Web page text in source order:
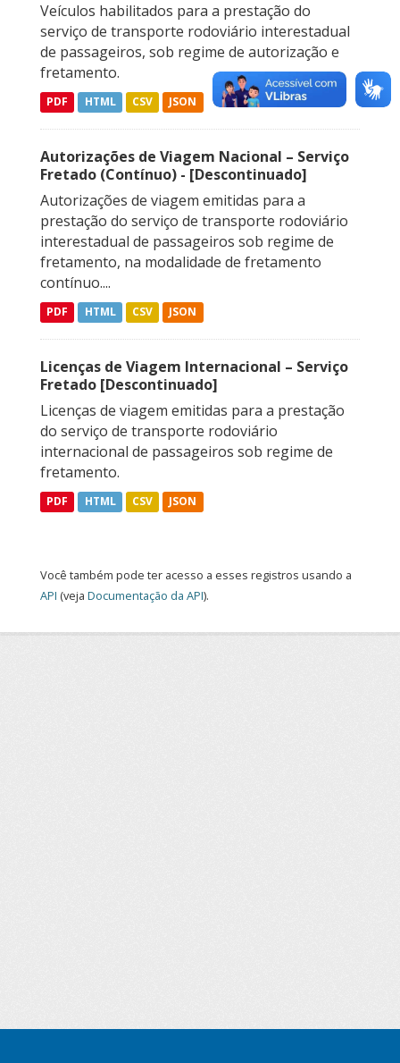
Veículos habilitados para a prestação do
serviço de transporte rodoviário interestadual
de passageiros, sob regime de autorização e
fretamento.
PDF HTML CSV JSON
Autorizações de Viagem Nacional – Serviço
Fretado (Contínuo) - [Descontinuado]
Autorizações de viagem emitidas para a
prestação do serviço de transporte rodoviário
interestadual de passageiros sob regime de
fretamento, na modalidade de fretamento
contínuo....
PDF HTML CSV JSON
Licenças de Viagem Internacional – Serviço
Fretado [Descontinuado]
Licenças de viagem emitidas para a prestação
do serviço de transporte rodoviário
internacional de passageiros sob regime de
fretamento.
PDF HTML CSV JSON
Você também pode ter acesso a esses registros usando a
API (veja Documentação da API).